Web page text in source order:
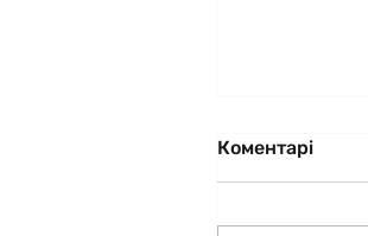
Коментарі